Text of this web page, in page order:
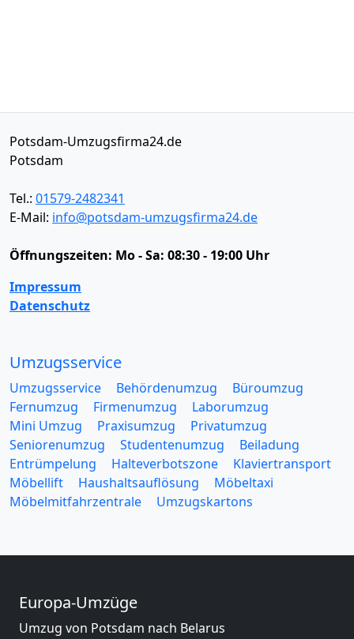
Potsdam-Umzugsfirma24.de
Potsdam
Tel.: 01579-2482341
E-Mail: info@potsdam-umzugsfirma24.de
Öffnungszeiten: Mo - Sa: 08:30 - 19:00 Uhr
Impressum
Datenschutz
Umzugsservice
Umzugsservice Behördenumzug
Büroumzug
Fernumzug
Firmenumzug
Laborumzug
Mini Umzug
Praxisumzug
Privatumzug
Seniorenumzug
Studentenumzug
Beiladung
Entrümpelung
Halteverbotszone
Klaviertransport
Möbellift
Haushaltsauflösung
Möbeltaxi
Möbelmitfahrzentrale
Umzugskartons
Europa-Umzüge
Umzug von Potsdam nach Belarus